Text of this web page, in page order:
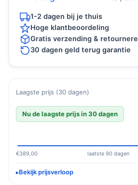
1-2 dagen bij je thuis
Hoge klantbeoordeling
Gratis verzending &
30 dagen geld terug garantie
Laagste prijs (30 dagen)
Nu de laagste prijs in 30 dagen
€389,00 laatste 90 dagen
Bekijk prijsverloop